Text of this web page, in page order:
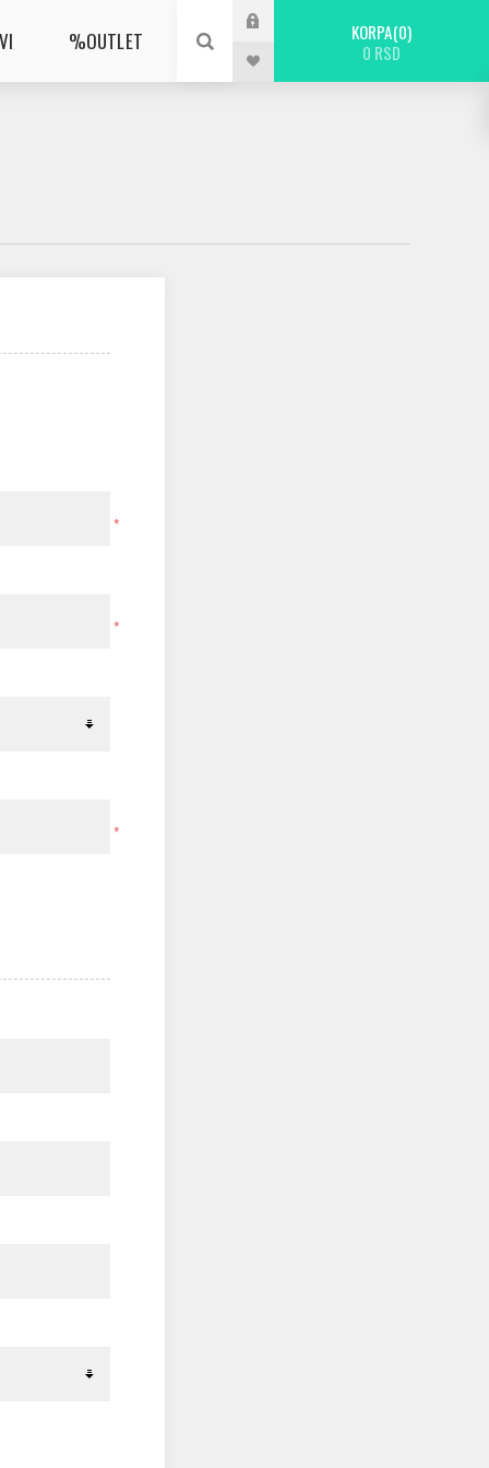
%OUTLET KORPA 0
0 RSD
*
*
*